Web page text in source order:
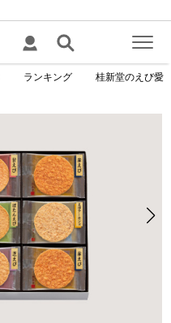
ランキング
桂新堂のえび愛